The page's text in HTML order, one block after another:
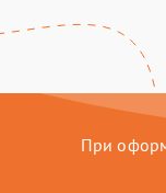
При